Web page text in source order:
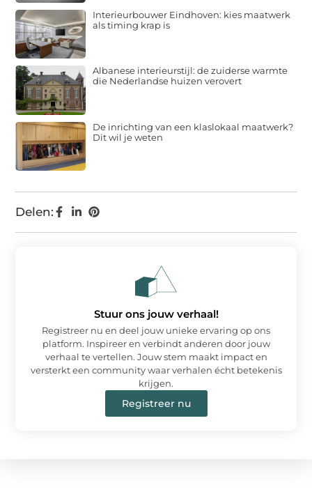
Delen:
Interieurbouwer Eindhoven: kies maatwerk
als timing krap is
Albanese interieurstijl: de zuiderse warmte
die Nederlandse huizen verovert
De inrichting van een klaslokaal maatwerk?
Dit wil je weten
Stuur ons jouw verhaal!
Registreer nu en deel jouw unieke ervaring op ons
platform. Inspireer en verbindt anderen door jouw
verhaal te vertellen. Jouw stem maakt impact en
versterkt een community waar verhalen écht betekenis
krijgen.
Registreer nu